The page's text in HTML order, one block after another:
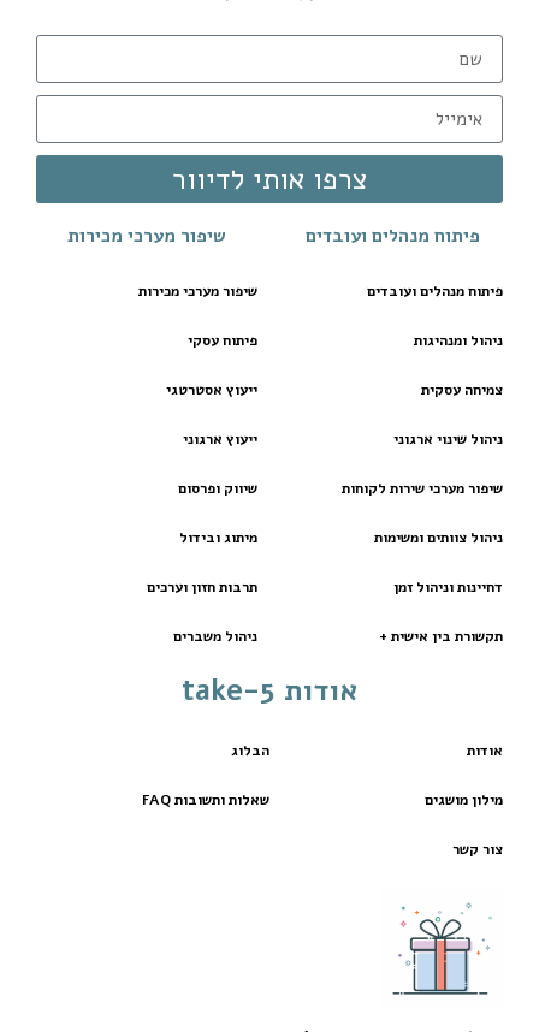
אודות take-5
אודות הבלוג
מילון מושגים שאלות ותשובות FAQ
צור קשר
שיפור מערכי מכירות
שיפור מערכי מכירות
פיתוח עסקי
ייעוץ אסטרטגי
ייעוץ ארגוני
שיווק ופרסום
מיתוג ובידול
תרבות חזון וערכים
ניהול משברים
פיתוח מנהלים ועובדים
פיתוח מנהלים ועובדים
ניהול ומנהיגות
צמיחה עסקית
ניהול שינוי ארגוני
שיפור מערכי שירות לקוחות
ניהול צוותים ומשימות
דחיינות וניהול זמן
תקשורת בין אישית +
צרפו אותי לדיוור